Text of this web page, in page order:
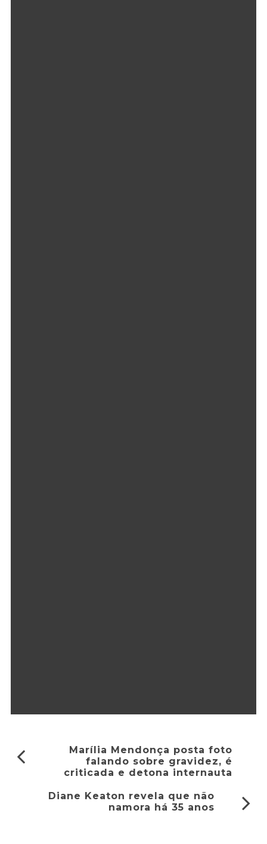
Marília Mendonça posta foto
falando sobre gravidez, é
criticada e detona internauta
Diane Keaton revela que não
namora há 35 anos